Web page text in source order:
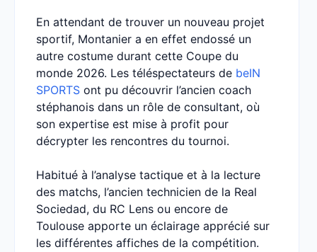
En attendant de trouver un nouveau projet
sportif, Montanier a en effet endossé un
autre costume durant cette Coupe du
monde 2026. Les téléspectateurs de beIN
SPORTS ont pu découvrir l’ancien coach
stéphanois dans un rôle de consultant, où
son expertise est mise à profit pour
décrypter les rencontres du tournoi.
Habitué à l’analyse tactique et à la lecture
des matchs, l’ancien technicien de la Real
Sociedad, du RC Lens ou encore de
Toulouse apporte un éclairage apprécié sur
les différentes affiches de la compétition.